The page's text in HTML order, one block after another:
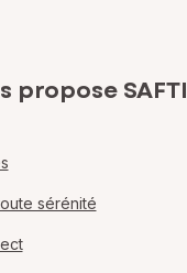
propose SAFTI
sérénité